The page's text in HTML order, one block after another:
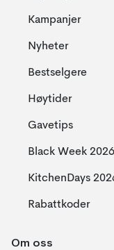
Kampanjer
Nyheter
Bestselgere
Høytider
Gavetips
Black Week 2026
KitchenDays
Rabattkoder
Om oss